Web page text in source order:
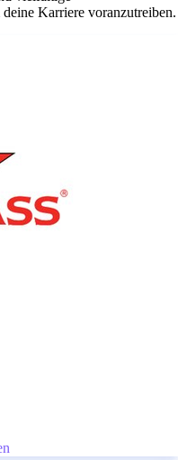
Karriere voranzutreiben.